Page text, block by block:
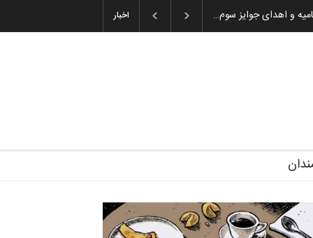
اخبار
گزارش تصویری آیین اختتامیه و اهدای جوایز سوم… باشول (۱۹۳۶–۲۰۲۶)